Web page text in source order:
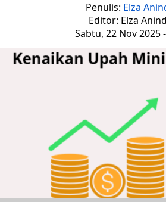
Penulis: Elza
Editor: Elza
Sabtu, 22 Nov 2025